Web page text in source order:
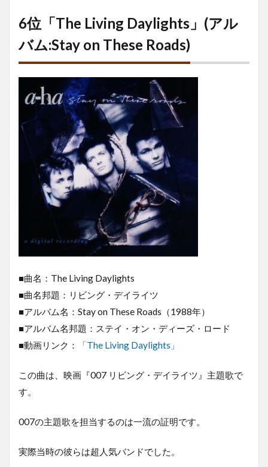
6位「The Living Daylights」(アル
バム:Stay on These Roads)
■曲名：The Living Daylights
■曲名邦題：リビング・デイライツ
■アルバム名：Stay on These Roads（1988年）
■アルバム名邦題：ステイ・オン・ディーズ・ロード
■動画リンク：
「The Living Daylights」
この曲は、映画『007 リビング・デイライツ』主題歌で
す。
007の主題歌を担当するのは一流の証明です。
実際当時の彼らは超人気バンドでした。